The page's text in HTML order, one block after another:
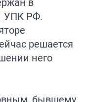
УПК РФ.
решается
него
бывшему